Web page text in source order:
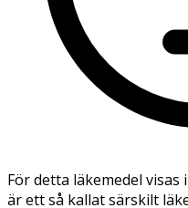
För detta läkemedel
är ett så kallat särskilt